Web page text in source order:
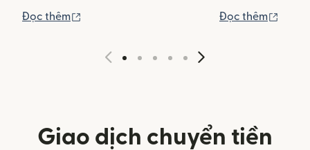
Đọc thêm Đọc thêm
Giao dịch chuyển tiền